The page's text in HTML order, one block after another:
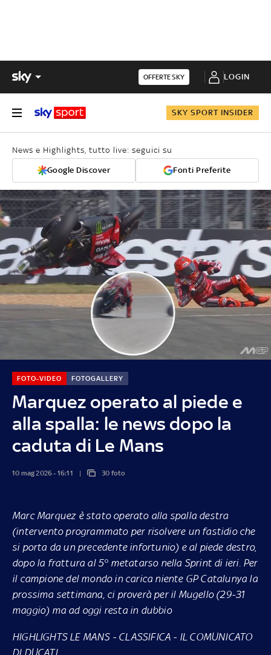
OFFERTE SKY LOGIN
SKY SPORT INSIDER
News e Highlights, tutto live: seguici su
Google Discover Fonti Preferite
Marquez operato al piede e
alla spalla: le news dopo la
caduta di Le Mans
FOTO-VIDEO FOTOGALLERY
10 mag 2026 - 16:11 30 foto
Marc Marquez è stato operato alla spalla destra
(intervento programmato per risolvere un fastidio che
si porta da un precedente infortunio) e al piede destro,
dopo la frattura al 5° metatarso nella Sprint di ieri. Per
il campione del mondo in carica niente GP Catalunya la
prossima settimana, ci proverà per il Mugello (29-31
maggio) ma ad oggi resta in dubbio
HIGHLIGHTS LE MANS- CLASSIFICA - IL COMUNICATO
DI DUCATI